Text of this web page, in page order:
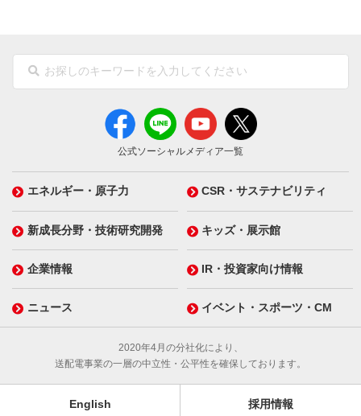
公式ソーシャルメディア一覧
エネルギー・原子力 CSR・サステナビリティ
新成長分野・技術研究開発 キッズ・展示館
企業情報 IR・投資家向け情報
ニュース イベント・スポーツ・CM
2020年4月の分社化により、
送配電事業の一層の中立性・公平性を確保しております。
English 採用情報